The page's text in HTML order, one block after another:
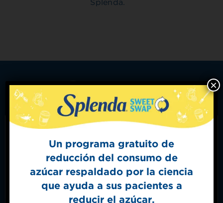
Splenda.
Productos
Cupón
Recetas
Tabla de conversión
Sugerencias para hornear
Un programa gratuito de
reducción del consumo de
azúcar respaldado por la ciencia
que ayuda a sus pacientes a
reducir el azúcar.
×
The Sweet Dish
Get mouth-watering recipes from the